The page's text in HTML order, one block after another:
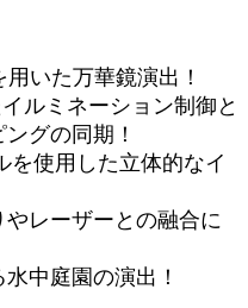
いた万華鏡演出！
ルミネーション制御と
グの同期！
を使用した立体的なイ
レーザーとの融合に
中庭園の演出！